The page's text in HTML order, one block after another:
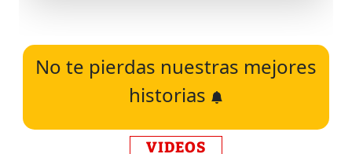
No te pierdas nuestras mejores
historias
VIDEOS